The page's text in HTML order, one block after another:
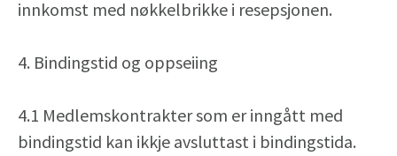
innkomst med nøkkelbrikke i resepsjonen.
4. Bindingstid og oppseiing
4.1 Medlemskontrakter som er inngått med
bindingstid kan ikkje avsluttast i bindingstida.